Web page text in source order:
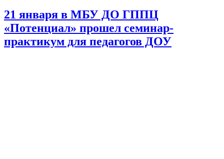
21 января в МБУ ДО ГППЦ
«Потенциал» прошел семинар-
практикум для педагогов ДОУ